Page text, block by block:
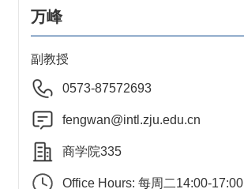
万峰
副教授
0573-87572693
fengwan@intl.zju.edu.cn
商学院335
Office Hours: 每周二14:00-17:00